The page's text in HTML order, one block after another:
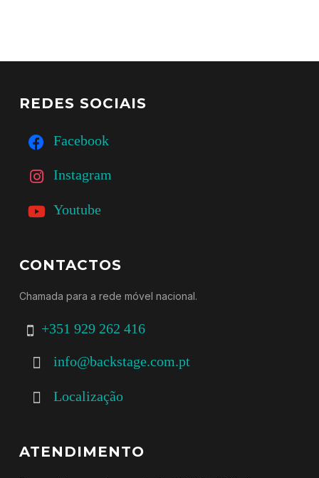
REDES SOCIAIS
Facebook
Instagram
Youtube
CONTACTOS
Chamada para a rede móvel nacional.
+351 929 262 416
info@backstage.com.pt
Localização
ATENDIMENTO